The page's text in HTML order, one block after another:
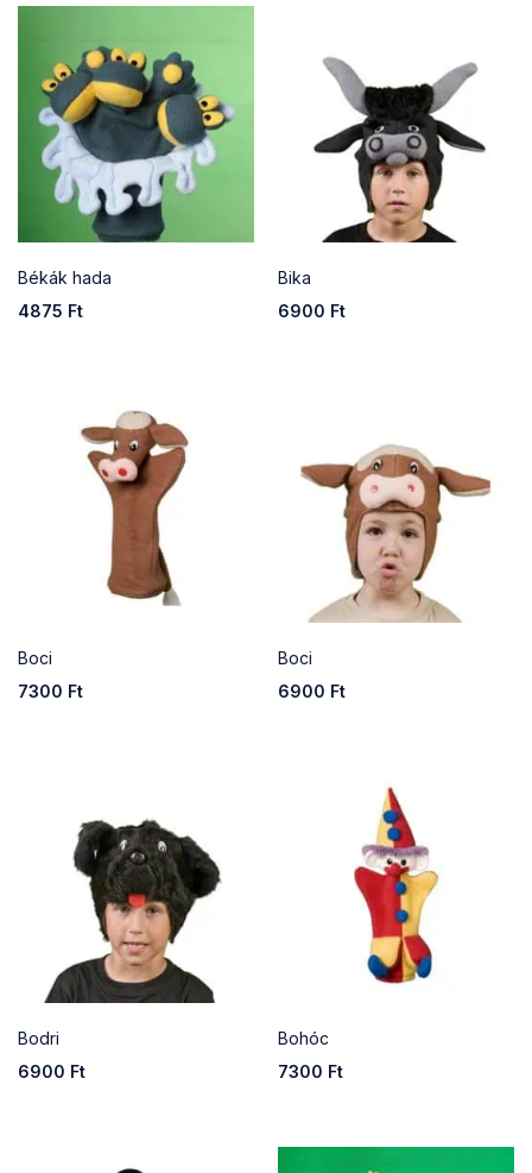
Békák hada
4875 Ft
Bika
6900 Ft
Boci
7300 Ft
Boci
6900 Ft
Bodri
6900 Ft
Bohóc
7300 Ft